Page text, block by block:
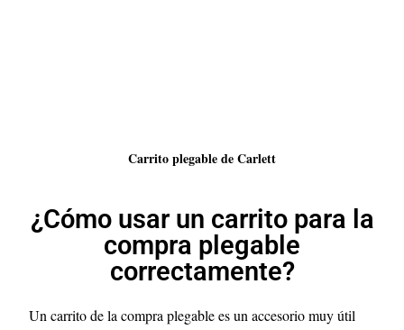
Carrito plegable de Carlett
¿Cómo usar un carrito para la
compra plegable
correctamente?
Un carrito de la compra plegable es un accesorio muy útil